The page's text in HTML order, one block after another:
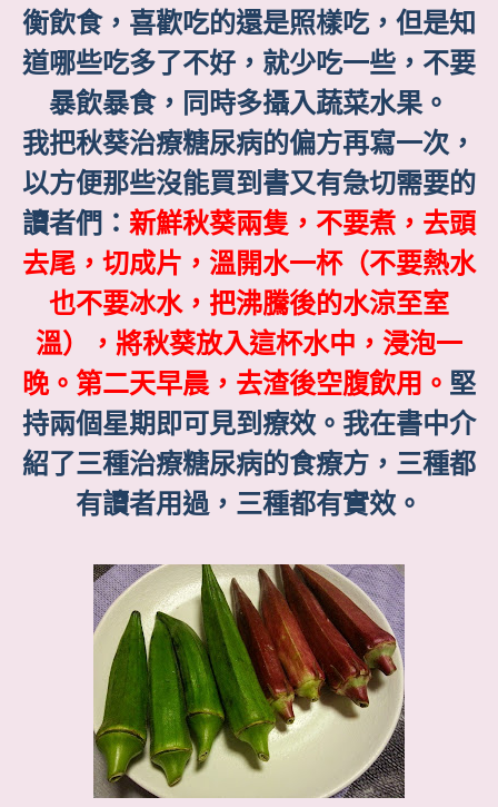
衡飲食，喜歡吃的還是照樣吃，但是知
道哪些吃多了不好，就少吃一些，不要
暴飲暴食，同時多攝入蔬菜水果。
我把秋葵治療糖尿病的偏方再寫一次，
以方便那些沒能買到書又有急切需要的
讀者們： 新鮮秋葵兩隻，不要煮，去頭
去尾，切成片，溫開水一杯（不要熱水
也不要冰水，把沸騰後的水涼至室
溫），將秋葵放入這杯水中，浸泡一
晚。第二天早晨，去渣後空腹飲用。 堅
持兩個星期即可見到療效。我在書中介
紹了三種治療糖尿病的食療方，三種都
有讀者用過，三種都有實效。